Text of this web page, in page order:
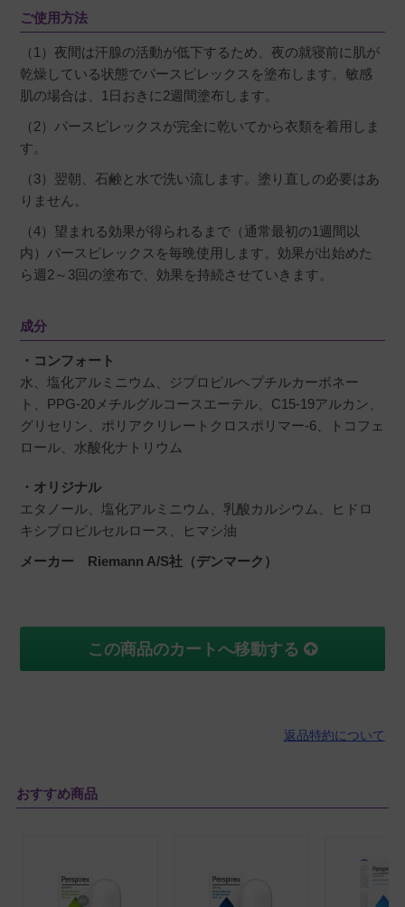
ご使用方法
（1）夜間は汗腺の活動が低下するため、夜の就寝前に肌が
乾燥している状態でパースピレックスを塗布します。敏感
肌の場合は、1日おきに2週間塗布します。
（2）パースピレックスが完全に乾いてから衣類を着用しま
す。
（3）翌朝、石鹸と水で洗い流します。塗り直しの必要はあ
りません。
（4）望まれる効果が得られるまで（通常最初の1週間以
内）パースピレックスを毎晩使用します。効果が出始めた
ら週2～3回の塗布で、効果を持続させていきます。
成分
・コンフォート
水、塩化アルミニウム、ジプロピルヘプチルカーボネー
ト、PPG-20メチルグルコースエーテル、C15-19アルカン、
グリセリン、ポリアクリレートクロスポリマー-6、トコフェ
ロール、水酸化ナトリウム
・オリジナル
エタノール、塩化アルミニウム、乳酸カルシウム、ヒドロ
キシプロピルセルロース、ヒマシ油
メーカー Riemann A/S社（デンマーク）
この商品のカートへ移動する
返品特約について
おすすめ商品